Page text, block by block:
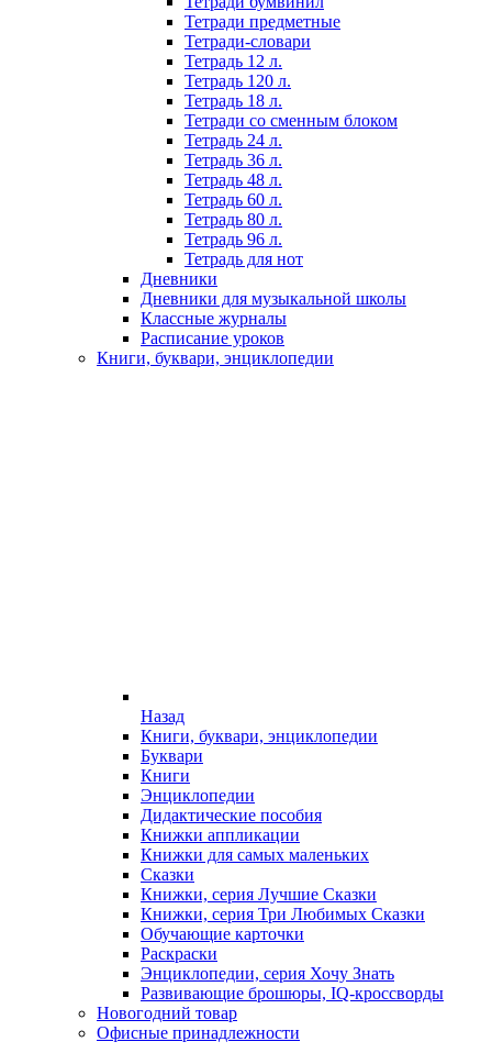
Тетради предметные
Тетради-словари
Тетрадь 12 л.
Тетрадь 120 л.
Тетрадь 18 л.
Тетради со сменным блоком
Тетрадь 24 л.
Тетрадь 36 л.
Тетрадь 48 л.
Тетрадь 60 л.
Тетрадь 80 л.
Тетрадь 96 л.
Тетрадь для нот
Дневники
Дневники для музыкальной школы
Классные журналы
Расписание уроков
Книги, буквари, энциклопедии
Назад
Книги, буквари, энциклопедии
Буквари
Книги
Энциклопедии
Дидактические пособия
Книжки аппликации
Книжки для самых маленьких
Сказки
Книжки, серия Лучшие Сказки
Книжки, серия Три Любимых Сказки
Обучающие карточки
Раскраски
Энциклопедии, серия Хочу Знать
Развивающие брошюры, IQ-кроссворды
Новогодний товар
Офисные принадлежности